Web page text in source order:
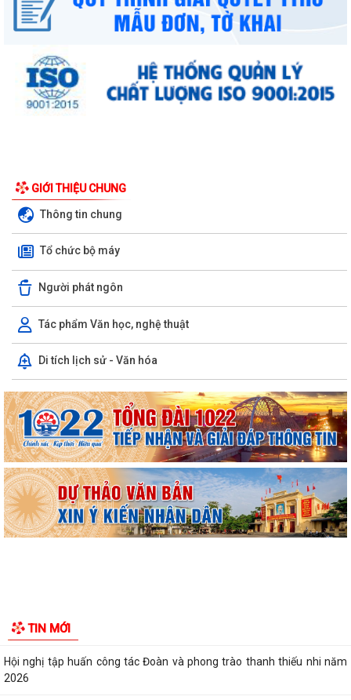
GIỚI THIỆU CHUNG
Thông tin chung
Tổ chức bộ máy
Người phát ngôn
Tác phẩm Văn học, nghệ thuật
Di tích lịch sử - Văn hóa
TIN MỚI
UBND phường triển khai công tác khám sức khoẻ định kỳ, khám sàng
lọc miễn phí cho người dân trên...
Ban đại diện Hội đồng quản trị Ngân hàng Chính sách xã hội phường
Kiến An tổ chức phiên họp giao...
TỪ NGÀY 08/8/2026: NHIỀU THỦ TỤC HÀNH CHÍNH TRỰC TUYẾN TẠI
giữa năm 2026 HĐND thành phố...
Hội nghị tập huấn công tác Đoàn và phong trào thanh thiếu nhi năm
2026